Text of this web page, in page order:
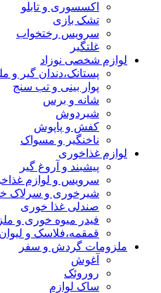
اکسسوری و تابلو
تشک بازی
سرویس رختخواب
غلتگیر
لوازم شخصی نوزاد
پستانک،دندان گیر و
پوار بینی و تب سنج
شانه و برس
شیردوش
کفش و پاپوش
ناخنگیر و مسواک
لوازم غذاخوری
پیشبند و آروغ گیر
سرویس و لوازم
شیرخوری و سرلاک
صندلی غذا خوری
فیدر میوه خوری و
قمقمه،فلاسک و
ملزومات گردش و سفر
آغوش
روروئک
ساک لوازم